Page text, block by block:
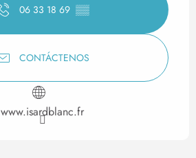
06 33 18 69 ▒▒
CONTÁCTENOS
www.isardblanc.fr